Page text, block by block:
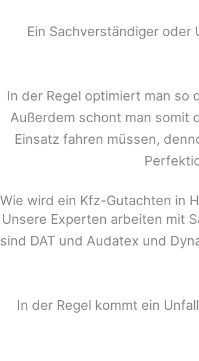
Ein Sachverständiger
In der Regel optimiert man
Außerdem schont man somit
Einsatz fahren müssen,
Wie wird ein Kfz-Gutachten in
Unsere Experten arbeiten mit
sind DAT und Audatex und
In der Regel kommt ein